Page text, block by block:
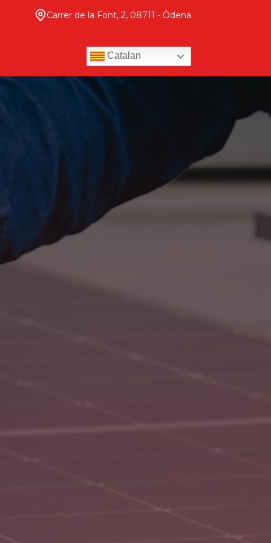
Carrer de la Font, 2, 08711 - Òdena
Catalan